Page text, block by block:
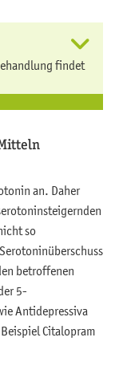
findet
an. Daher
so
betroffenen
5-
Antidepressiva
Citalopram